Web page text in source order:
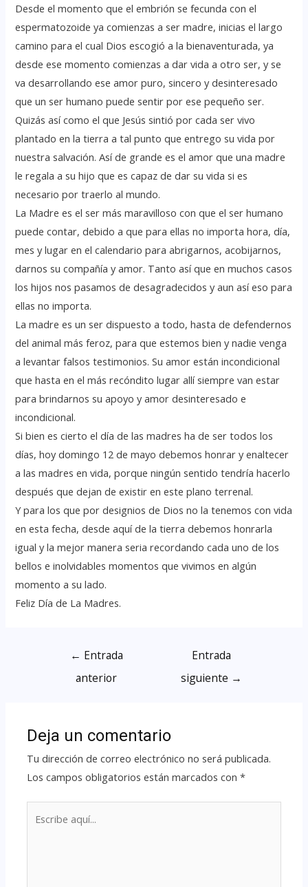
Desde el momento que el embrión se fecunda con el
espermatozoide ya comienzas a ser madre, inicias el largo
camino para el cual Dios escogió a la bienaventurada, ya
desde ese momento comienzas a dar vida a otro ser, y se
va desarrollando ese amor puro, sincero y desinteresado
que un ser humano puede sentir por ese pequeño ser.
Quizás así como el que Jesús sintió por cada ser vivo
plantado en la tierra a tal punto que entrego su vida por
nuestra salvación. Así de grande es el amor que una madre
le regala a su hijo que es capaz de dar su vida si es
necesario por traerlo al mundo.
La Madre es el ser más maravilloso con que el ser humano
puede contar, debido a que para ellas no importa hora, día,
mes y lugar en el calendario para abrigarnos, acobijarnos,
darnos su compañía y amor. Tanto así que en muchos casos
los hijos nos pasamos de desagradecidos y aun así eso para
ellas no importa.
La madre es un ser dispuesto a todo, hasta de defendernos
del animal más feroz, para que estemos bien y nadie venga
a levantar falsos testimonios. Su amor están incondicional
que hasta en el más recóndito lugar allí siempre van estar
para brindarnos su apoyo y amor desinteresado e
incondicional.
Si bien es cierto el día de las madres ha de ser todos los
días, hoy domingo 12 de mayo debemos honrar y enaltecer
a las madres en vida, porque ningún sentido tendría hacerlo
después que dejan de existir en este plano terrenal.
Y para los que por designios de Dios no la tenemos con vida
en esta fecha, desde aquí de la tierra debemos honrarla
igual y la mejor manera seria recordando cada uno de los
bellos e inolvidables momentos que vivimos en algún
momento a su lado.
Feliz Día de La Madres.
← Entrada
anterior
Entrada
siguiente →
Deja un comentario
Tu dirección de correo electrónico no será publicada.
Los campos obligatorios están marcados con*